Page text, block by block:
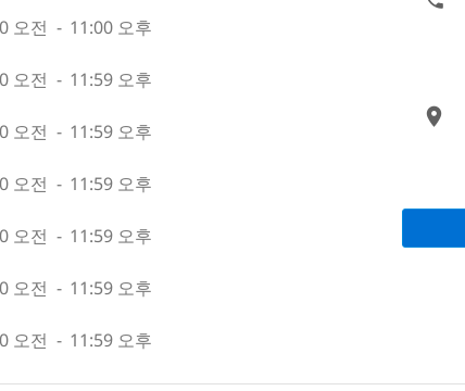
오전 - 11:00 오후
오전 - 11:59 오후
오전 - 11:59 오후
오전 - 11:59 오후
오전 - 11:59 오후
오전 - 11:59 오후
오전 - 11:59 오후